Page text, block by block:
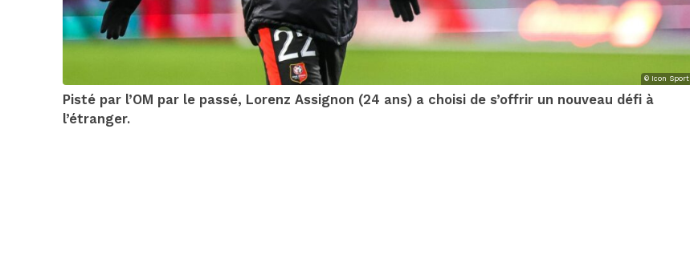
© Icon Sport
Pisté par l’OM par le passé, Lorenz Assignon (24 ans) a choisi de s’offrir un nouveau défi à
l’étranger.